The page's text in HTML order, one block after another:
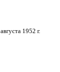
1952 г.